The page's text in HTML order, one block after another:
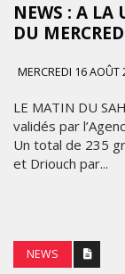
NEWS : A LA
DU
MERCREDI 16 AOÛT
LE MATIN DU
validés par
Un total de 235
et Driouch par...
NEWS